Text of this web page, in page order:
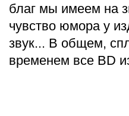
благ мы имеем на
чувство юмора у
звук... В общем,
временем все BD